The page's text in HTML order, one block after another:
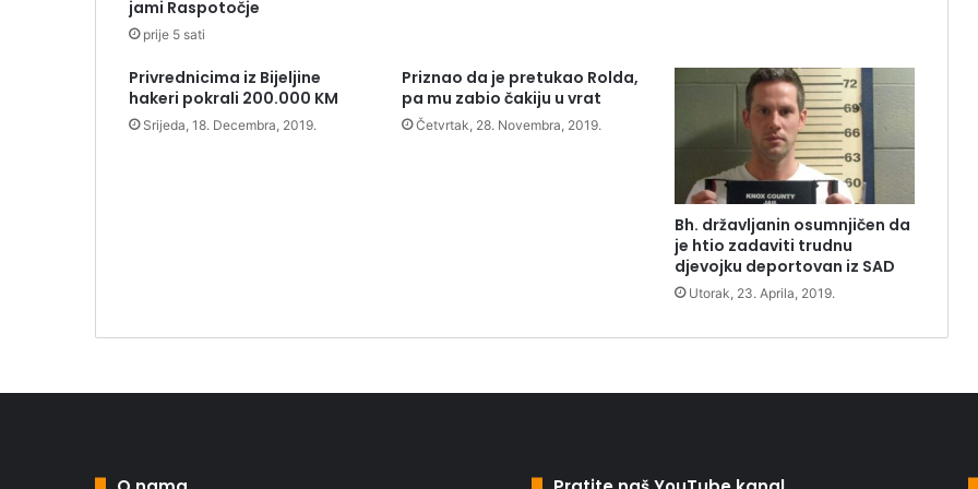
jami Raspotočje
prije 5 sati
Privrednicima iz Bijeljine
hakeri pokrali 200.000 KM
Srijeda, 18. Decembra, 2019.
Priznao da je pretukao Rolda,
pa mu zabio čakiju u vrat
Četvrtak, 28. Novembra, 2019.
Bh. državljanin osumnjičen da
je htio zadaviti trudnu
djevojku deportovan iz SAD
Utorak, 23. Aprila, 2019.